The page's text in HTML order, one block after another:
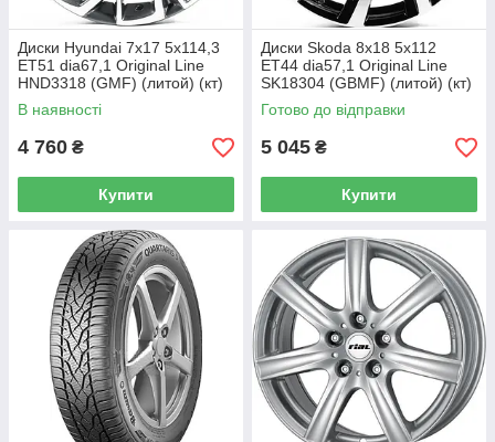
Диски Hyundai 7x17 5x114,3
ET51 dia67,1 Original Line
HND3318 (GMF) (литой) (кт)
В наявності
4 760 ₴
Купити
Диски Skoda 8x18 5x112
ET44 dia57,1 Original Line
SK18304 (GBMF) (литой) (кт)
Готово до відправки
5 045 ₴
Купити